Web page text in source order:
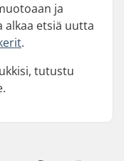
ja
etsiä uutta
.
tutustu